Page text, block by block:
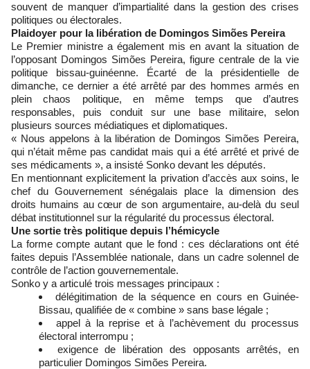
souvent de manquer d’impartialité dans la gestion des crises
politiques ou électorales.
Plaidoyer pour la libération de Domingos Simões Pereira
Le Premier ministre a également mis en avant la situation de
l’opposant Domingos Simões Pereira, figure centrale de la vie
politique bissau-guinéenne. Écarté de la présidentielle de
dimanche, ce dernier a été arrêté par des hommes armés en
plein chaos politique, en même temps que d’autres
responsables, puis conduit sur une base militaire, selon
plusieurs sources médiatiques et diplomatiques.
« Nous appelons à la libération de Domingos Simões Pereira,
qui n’était même pas candidat mais qui a été arrêté et privé de
ses médicaments », a insisté Sonko devant les députés.
En mentionnant explicitement la privation d’accès aux soins, le
chef du Gouvernement sénégalais place la dimension des
droits humains au cœur de son argumentaire, au-delà du seul
débat institutionnel sur la régularité du processus électoral.
Une sortie très politique depuis l’hémicycle
La forme compte autant que le fond : ces déclarations ont été
faites depuis l’Assemblée nationale, dans un cadre solennel de
contrôle de l’action gouvernementale.
Sonko y a articulé trois messages principaux :
délégitimation de la séquence en cours en Guinée-
Bissau, qualifiée de « combine » sans base légale ;
appel à la reprise et à l’achèvement du processus
électoral interrompu ;
exigence de libération des opposants arrêtés, en
particulier Domingos Simões Pereira.